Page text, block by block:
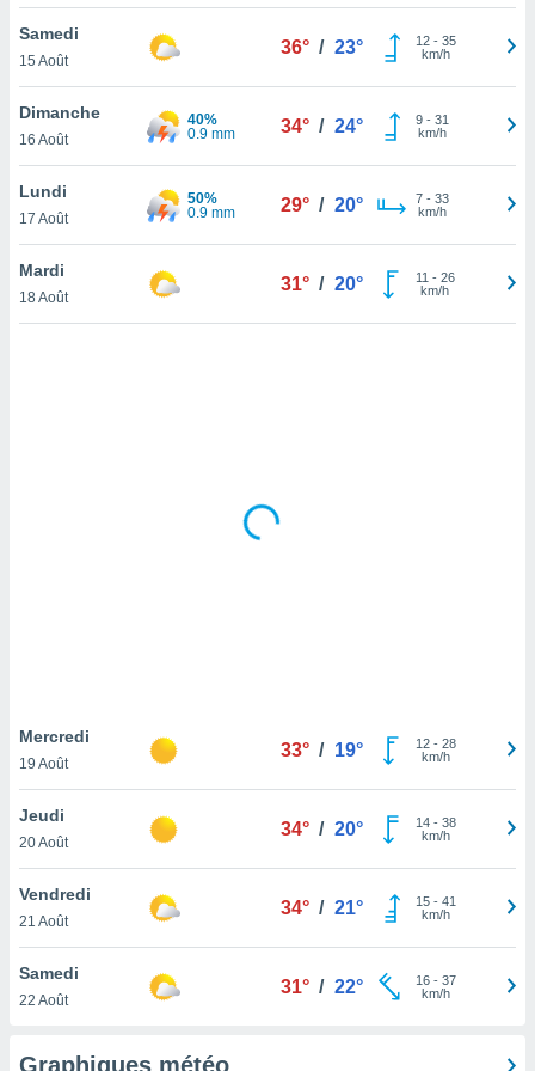
votre
à
en
le
notre
que
et que
Samedi
15 Août
36° / 23° 12- 35
km/h
Dimanche
16 Août
40%
0.9 mm
34° / 24° 9- 31
km/h
Lundi
17 Août
50%
0.9 mm
29° / 20° 7- 33
km/h
Mardi
18 Août
31° / 20° 11 - 26
km/h
Mercredi
19 Août
33° / 19° 12- 28
km/h
Jeudi
20 Août
34° / 20° 14- 38
km/h
Vendredi
21 Août
34° / 21° 15- 41
km/h
Samedi
22 Août
31° / 22° 16- 37
km/h
Graphiques météo